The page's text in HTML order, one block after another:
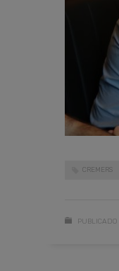
CREMERS
PUBLICADO